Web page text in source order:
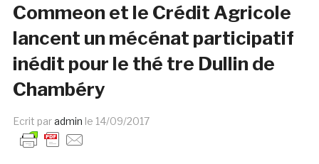
Commeon et le Crédit Agricole
lancent un mécénat participatif
inédit pour le thé tre Dullin de
Chambéry
Ecrit paradmin le 14/09/2017